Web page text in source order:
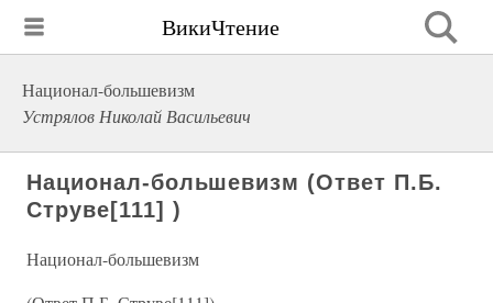
ВикиЧтение
Национал-большевизм
Устрялов Николай Васильевич
Национал-большевизм (Ответ П.Б.
Струве[111] )
Национал-большевизм